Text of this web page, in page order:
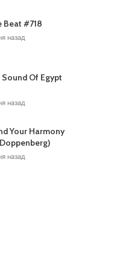
Beat #718
назад
Of Egypt
назад
Your Harmony
назад